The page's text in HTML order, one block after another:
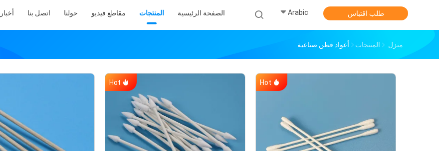
الصفحة الرئيسية المنتجات مقاطع فيديو حولنا اتصل بنا أخبار Arabic طلب اقتباس
منزل المنتجات أعواد قطن صناعية
Hot Hot